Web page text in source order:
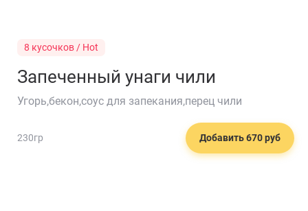
8 кусочков / Hot
Запеченный унаги чили
Угорь,бекон,соус для запекания,перец чили
230гр Добавить 670 руб